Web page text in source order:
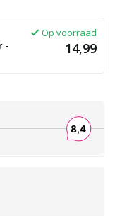
-
Op voorraad
14,99